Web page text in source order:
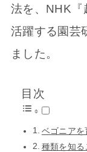
法を、NHK『
活躍する園芸
ました。
目次
ベゴニアを
種類を知る